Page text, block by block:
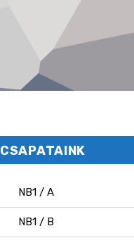
CSAPATAINK
NB1 / A
NB1 / B